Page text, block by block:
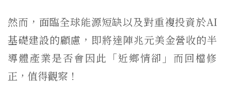
然而，面臨全球能源短缺以及對重複投資於AI
基礎建設的顧慮， 即將達陣兆元美金營收的半
導體產業是否會因此「近鄉情卻」 而回檔修
正，值得觀察！